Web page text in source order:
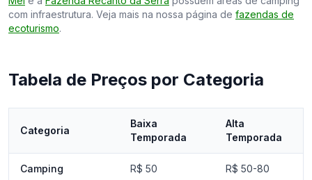
com infraestrutura. Veja mais na nossa página de fazendas de
ecoturismo.
Tabela de Preços por Categoria
Categoria
Baixa
Temporada
Alta
Temporada
Camping R$ 50 R$ 50-80